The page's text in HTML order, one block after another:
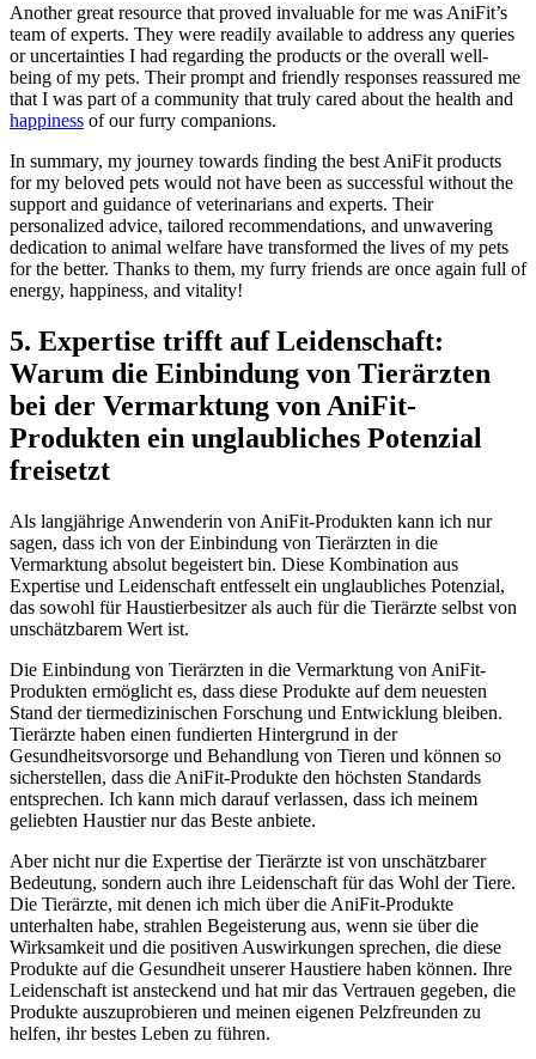
Another great resource that proved invaluable ⁣for me was AniFit’s
team of experts.⁢ They were readily available to address any queries
or uncertainties ‍I‌ had regarding ⁢the products or the overall well-
being of my⁢ pets. Their prompt and friendly responses reassured‌ me
that I was part of ​a ⁢community that truly cared about the health and
happiness of our furry companions.
In summary,‌ my journey towards finding the best ⁣AniFit products
for my beloved pets⁢ would not have been as successful without the
support and guidance of veterinarians and experts. Their
personalized advice, tailored ⁤recommendations, and unwavering
dedication to animal‍ welfare have transformed the lives of my pets
for the better. Thanks to them, my ‍furry friends are once again full of
energy, happiness, and vitality!
5. Expertise ⁤trifft auf Leidenschaft:
Warum die Einbindung von Tierärzten
bei der Vermarktung von AniFit-
Produkten ein unglaubliches Potenzial
freisetzt
Als langjährige‍ Anwenderin von AniFit-Produkten kann ich nur
sagen, ‌dass ich von der Einbindung von Tierärzten in die
Vermarktung absolut ⁢begeistert bin. Diese Kombination aus
Expertise und Leidenschaft entfesselt ein unglaubliches Potenzial,
das sowohl für Haustierbesitzer als auch für⁣ die​ Tierärzte selbst von
unschätzbarem Wert ist.
Die Einbindung von Tierärzten in die Vermarktung von AniFit-
Produkten ermöglicht ‌es, ‍dass diese Produkte auf dem neuesten
Stand der‍ tiermedizinischen Forschung und ‍Entwicklung bleiben.
Tierärzte haben einen fundierten Hintergrund in der
Gesundheitsvorsorge und Behandlung von Tieren⁤ und können so
sicherstellen, dass die AniFit-Produkte den​ höchsten⁤ Standards
entsprechen. Ich kann mich ​darauf verlassen, dass ich meinem
geliebten Haustier nur das Beste anbiete.
Aber nicht nur die Expertise der Tierärzte ist von unschätzbarer
Bedeutung, sondern auch ihre Leidenschaft für das Wohl ‍der Tiere.
Die Tierärzte,⁣ mit denen ich⁤ mich über‌ die AniFit-Produkte
unterhalten habe, strahlen Begeisterung aus, wenn sie über die
Wirksamkeit und die positiven Auswirkungen sprechen, ​die diese
Produkte auf die Gesundheit‌ unserer Haustiere haben können. Ihre
Leidenschaft ist ansteckend und hat mir das Vertrauen gegeben, die
Produkte⁢ auszuprobieren und meinen eigenen Pelzfreunden zu ​
helfen, ihr bestes Leben ⁣zu ​führen.